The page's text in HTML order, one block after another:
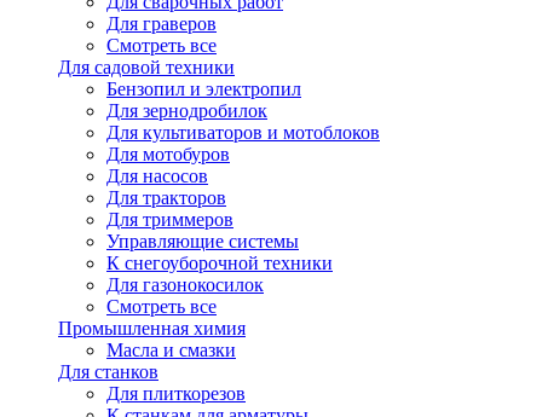
Для граверов
Смотреть все
Для садовой техники
Бензопил и электропил
Для зернодробилок
Для культиваторов и мотоблоков
Для мотобуров
Для насосов
Для тракторов
Для триммеров
Управляющие системы
К снегоуборочной техники
Для газонокосилок
Смотреть все
Промышленная химия
Масла и смазки
Для станков
Для плиткорезов